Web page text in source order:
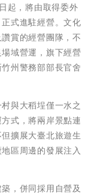
起，將由取得委外
式進駐經營。文化
賞的經營團隊，不
域營運，旗下經營
州警務部部長官舍
與大稻埕僅一水之
式，將兩岸景點連
擴展大臺北旅遊生
區周邊的發展注入
，併同採用自營及